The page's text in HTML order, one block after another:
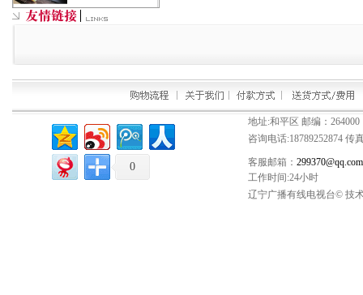
0
地址:和平区 邮编：264000
咨询电话:18789252874 传
客服邮箱： 299370@qq.com
工作时间:24小时
辽宁广播有线电视台© 技